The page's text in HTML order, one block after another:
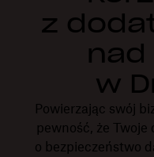
z
nad
w
Powierzając swój
pewność, że Twoje
o bezpieczeństwo